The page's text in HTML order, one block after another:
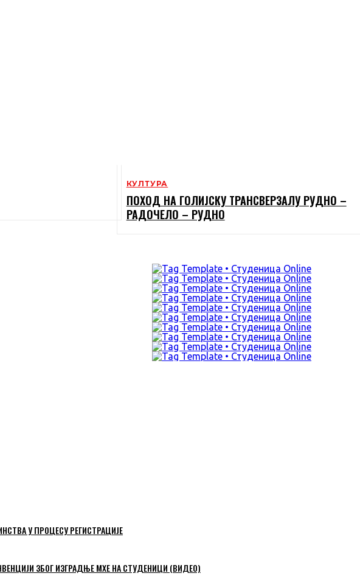
КУЛТУРА
ПОХОД НА ГОЛИЈСКУ ТРАНСВЕРЗАЛУ РУДНО –
РАДОЧЕЛО – РУДНО
У ПРОЦЕСУ РЕГИСТРАЦИЈЕ
ЗБОГ ИЗГРАДЊЕ МХЕ НА СТУДЕНИЦИ (ВИДЕО)